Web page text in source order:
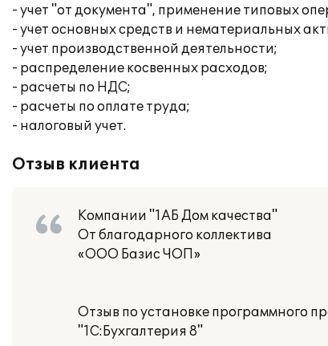
- учет "от документа", применение типовых
- учет основных средств и нематериальных
- учет производственной деятельности;
- распределение косвенных расходов;
- расчеты по НДС;
- расчеты по оплате труда;
- налоговый учет.
Отзыв клиента
Компании "1АБ Дом качества"
От благодарного коллектива
«ООО Базис ЧОП»
Отзыв по установке программного
"1С:Бухгалтерия 8"